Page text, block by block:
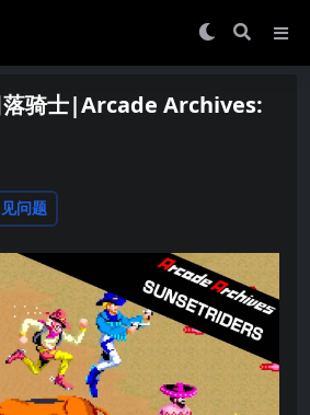
落骑士|Arcade Archives:
问题